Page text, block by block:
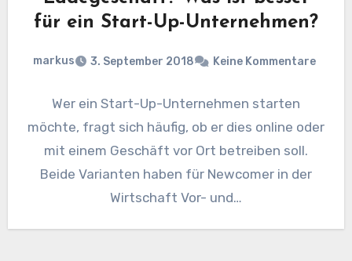
für ein Start-Up-Unternehmen?
markus 3. September 2018 Keine Kommentare
Wer ein Start-Up-Unternehmen starten
möchte, fragt sich häufig, ob er dies online oder
mit einem Geschäft vor Ort betreiben soll.
Beide Varianten haben für Newcomer in der
Wirtschaft Vor- und…